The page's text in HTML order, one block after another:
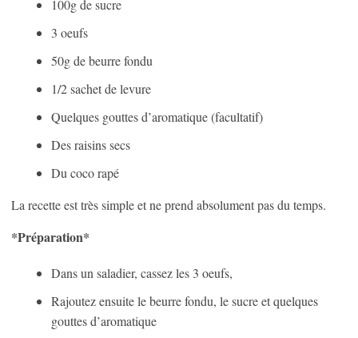
100g de sucre
3 oeufs
50g de beurre fondu
1/2 sachet de levure
Quelques gouttes d’aromatique (facultatif)
Des raisins secs
Du coco rapé
La recette est très simple et ne prend absolument pas du temps.
*Préparation*
Dans un saladier, cassez les 3 oeufs,
Rajoutez ensuite le beurre fondu, le sucre et quelques
gouttes d’aromatique